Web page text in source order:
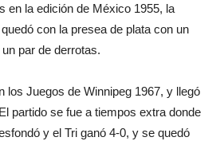
en la edición de México 1955, la
con la presea de plata con un
par de derrotas.
los Juegos de Winnipeg 1967, y llegó
partido se fue a tiempos extra donde
y el Tri ganó 4-0, y se quedó